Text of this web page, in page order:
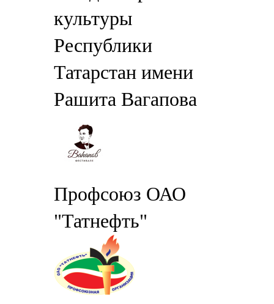
культуры
Республики
Татарстан имени
Рашита Вагапова
Профсоюз ОАО
"Татнефть"